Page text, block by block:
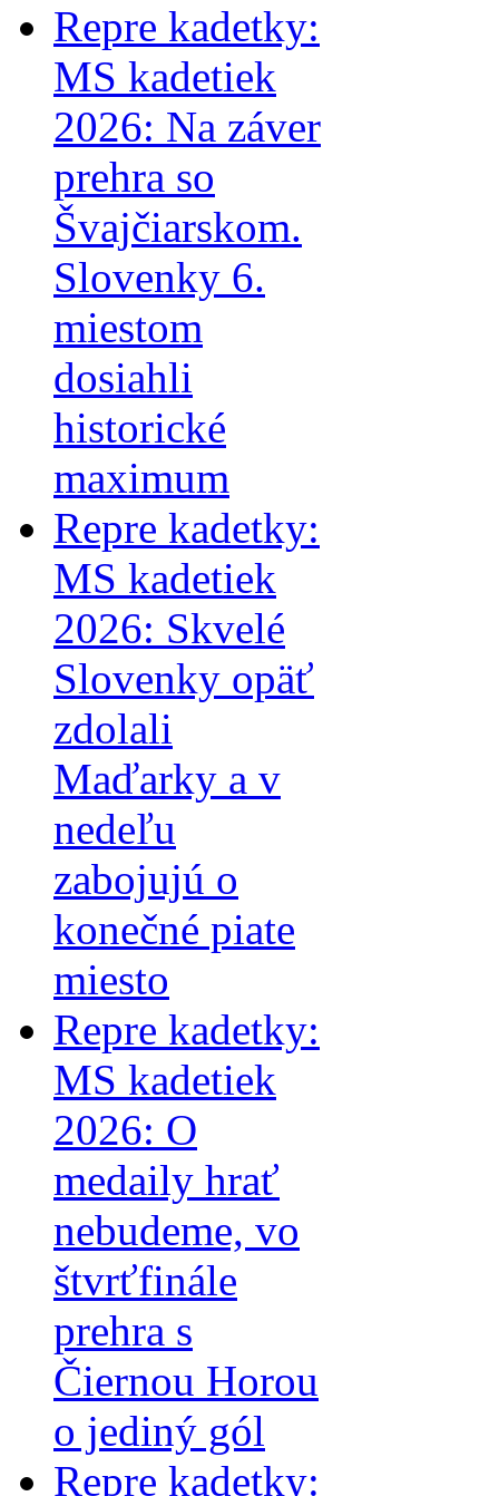
Repre kadetky:
MS kadetiek
2026: Na záver
prehra so
Švajčiarskom.
Slovenky 6.
miestom
dosiahli
historické
maximum
Repre kadetky:
MS kadetiek
2026: Skvelé
Slovenky opäť
zdolali
Maďarky a v
nedeľu
zabojujú o
konečné piate
miesto
Repre kadetky:
MS kadetiek
2026: O
medaily hrať
nebudeme, vo
štvrťfinále
prehra s
Čiernou Horou
o jediný gól
Repre kadetky: